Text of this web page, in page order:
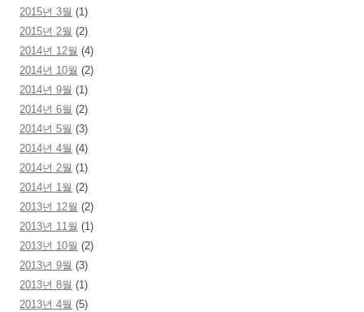
2015년 3월 (1)
2015년 2월 (2)
2014년 12월 (4)
2014년 10월 (2)
2014년 9월 (1)
2014년 6월 (2)
2014년 5월 (3)
2014년 4월 (4)
2014년 2월 (1)
2014년 1월 (2)
2013년 12월 (2)
2013년 11월 (1)
2013년 10월 (2)
2013년 9월 (3)
2013년 8월 (1)
2013년 4월 (5)